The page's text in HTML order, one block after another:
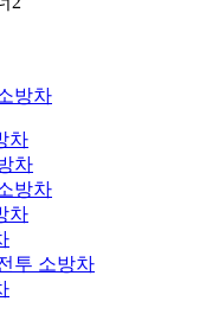
방차
차
차
방차
차
투 소방차